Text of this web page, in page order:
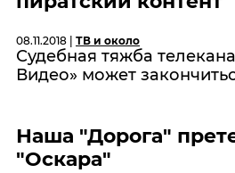
08.11.2018 | ТВ и около
Судебная тяжба
Видео» может
Наша "Дорога"
"Оскара"